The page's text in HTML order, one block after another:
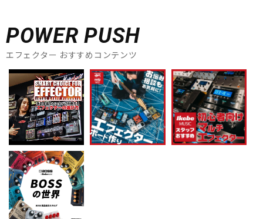
POWER PUSH
エフェクター おすすめコンテンツ